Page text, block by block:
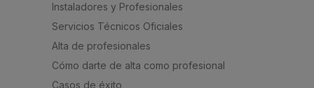
Instaladores y Profesionales
Servicios Técnicos Oficiales
Alta de profesionales
Cómo darte de alta como profesional
Casos de éxito